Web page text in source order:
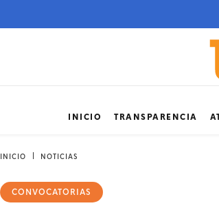
INICIO TRANSPARENCIA
INICIO NOTICIAS
CONVOCATORIAS